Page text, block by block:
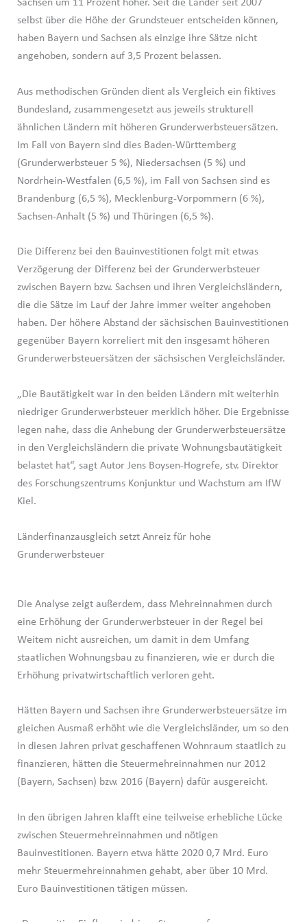
Sachsen um 11 Prozent höher. Seit die Länder seit 2007
selbst über die Höhe der Grundsteuer entscheiden können,
haben Bayern und Sachsen als einzige ihre Sätze nicht
angehoben, sondern auf 3,5 Prozent belassen.
Aus methodischen Gründen dient als Vergleich ein fiktives
Bundesland, zusammengesetzt aus jeweils strukturell
ähnlichen Ländern mit höheren Grunderwerbsteuersätzen.
Im Fall von Bayern sind dies Baden-Württemberg
(Grunderwerbsteuer 5 %), Niedersachsen (5 %) und
Nordrhein-Westfalen (6,5 %), im Fall von Sachsen sind es
Brandenburg (6,5 %), Mecklenburg-Vorpommern (6 %),
Sachsen-Anhalt (5 %) und Thüringen (6,5 %).
Die Differenz bei den Bauinvestitionen folgt mit etwas
Verzögerung der Differenz bei der Grunderwerbsteuer
zwischen Bayern bzw. Sachsen und ihren Vergleichsländern,
die die Sätze im Lauf der Jahre immer weiter angehoben
haben. Der höhere Abstand der sächsischen Bauinvestitionen
gegenüber Bayern korreliert mit den insgesamt höheren
Grunderwerbsteuersätzen der sächsischen Vergleichsländer.
„Die Bautätigkeit war in den beiden Ländern mit weiterhin
niedriger Grunderwerbsteuer merklich höher. Die Ergebnisse
legen nahe, dass die Anhebung der Grunderwerbsteuersätze
in den Vergleichsländern die private Wohnungsbautätigkeit
belastet hat“, sagt Autor Jens Boysen-Hogrefe, stv. Direktor
des Forschungszentrums Konjunktur und Wachstum am IfW
Kiel.
Länderfinanzausgleich setzt Anreiz für hohe
Grunderwerbsteuer
Die Analyse zeigt außerdem, dass Mehreinnahmen durch
eine Erhöhung der Grunderwerbsteuer in der Regel bei
Weitem nicht ausreichen, um damit in dem Umfang
staatlichen Wohnungsbau zu finanzieren, wie er durch die
Erhöhung privatwirtschaftlich verloren geht.
Hätten Bayern und Sachsen ihre Grunderwerbsteuersätze im
gleichen Ausmaß erhöht wie die Vergleichsländer, um so den
in diesen Jahren privat geschaffenen Wohnraum staatlich zu
finanzieren, hätten die Steuermehreinnahmen nur 2012
(Bayern, Sachsen) bzw. 2016 (Bayern) dafür ausgereicht.
In den übrigen Jahren klafft eine teilweise erhebliche Lücke
zwischen Steuermehreinnahmen und nötigen
Bauinvestitionen. Bayern etwa hätte 2020 0,7 Mrd. Euro
mehr Steuermehreinnahmen gehabt, aber über 10 Mrd.
Euro Bauinvestitionen tätigen müssen.